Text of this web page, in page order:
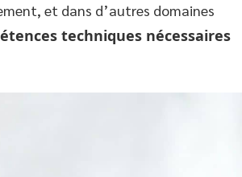
et dans d’autres domaines
techniques nécessaires